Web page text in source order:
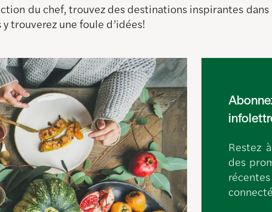
du chef, trouvez des destinations inspirantes dans
trouverez une foule d’idées!
Restez
des